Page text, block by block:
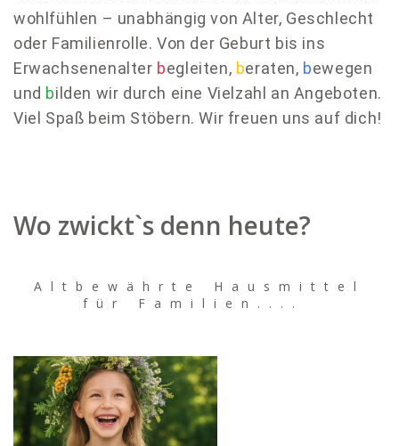
wohlfühlen – unabhängig von Alter, Geschlecht
oder Familienrolle. Von der Geburt bis ins
Erwachsenenalter begleiten, beraten, bewegen
und bilden wir durch eine Vielzahl an Angeboten.
Viel Spaß beim Stöbern. Wir freuen uns auf dich!
Wo zwickt`s denn heute?
Altbewährte Hausmittel
für Familien....